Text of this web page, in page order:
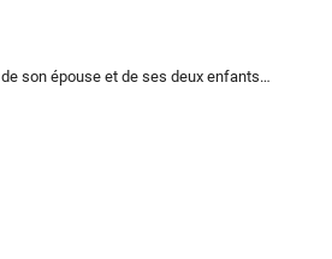
La sœur d’un footballeur argentin annonce une terrible nouvelle après la mort de son épouse et de ses deux enfants lors du séisme au Venezuela